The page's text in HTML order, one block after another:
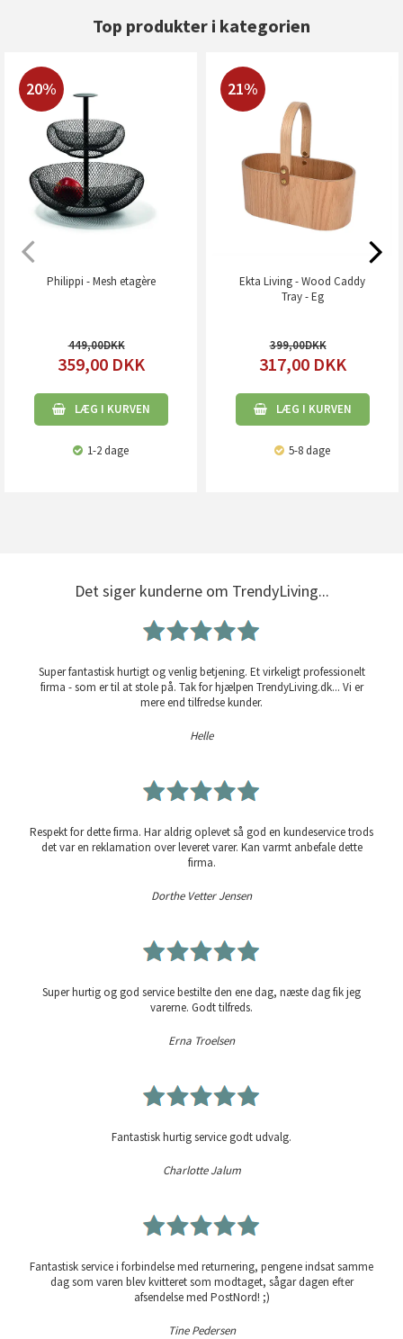
Top produkter i kategorien
20%
Philippi - Mesh etagère
449,00
359,00 DKK
LÆG I KURVEN
1-2 dage
21%
Ekta Living - Wood Caddy
Tray - Eg
399,00
317,00 DKK
LÆG I KURVEN
5-8 dage
Det siger kunderne om TrendyLiving...
Super fantastisk hurtigt og venlig betjening. Et virkeligt professionelt
firma - som er til at stole på. Tak for hjælpen TrendyLiving.dk... Vi er
mere end tilfredse kunder.
Helle
Respekt for dette firma. Har aldrig oplevet så god en kundeservice trods
det var en reklamation over leveret varer. Kan varmt anbefale dette
firma.
Dorthe Vetter Jensen
Super hurtig og god service bestilte den ene dag, næste dag fik jeg
varerne. Godt tilfreds.
Erna Troelsen
Fantastisk hurtig service godt udvalg.
Charlotte Jalum
Fantastisk service i forbindelse med returnering, pengene indsat samme
dag som varen blev kvitteret som modtaget, sågar dagen efter
afsendelse med PostNord! ;)
Tine Pedersen